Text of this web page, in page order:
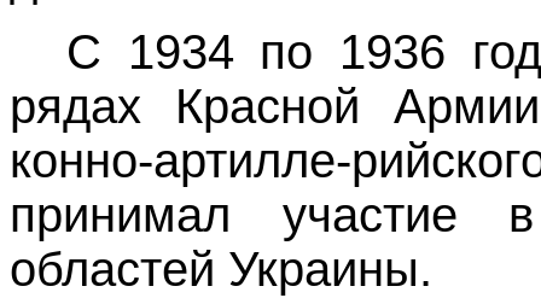
С 1934 по 1936
рядах Красной
конно-артилле-
принимал участие
областей Украины.